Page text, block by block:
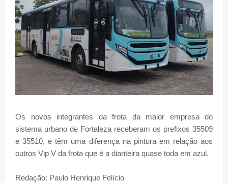
Os novos integrantes da frota da maior empresa do
sistema urbano de Fortaleza receberam os prefixos 35509
e 35510, e têm uma diferença na pintura em relação aos
outros Vip V da frota que é a dianteira quase toda em azul.
Redação: Paulo Henrique Felício